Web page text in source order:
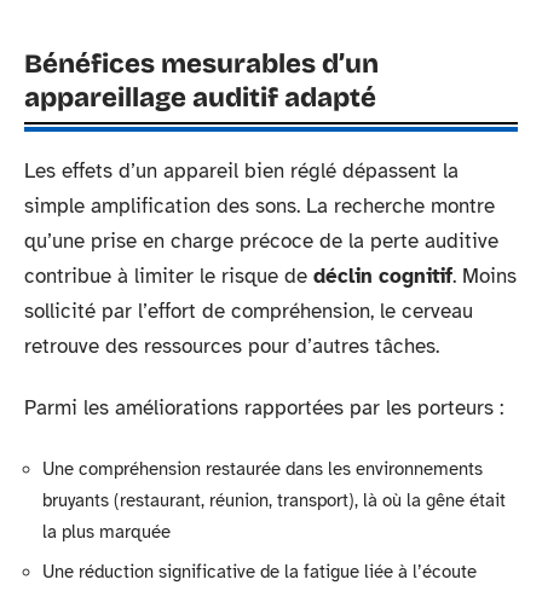
Bénéfices mesurables d’un
appareillage auditif adapté
Les effets d’un appareil bien réglé dépassent la
simple amplification des sons. La recherche montre
qu’une prise en charge précoce de la perte auditive
contribue à limiter le risque de déclin cognitif. Moins
sollicité par l’effort de compréhension, le cerveau
retrouve des ressources pour d’autres tâches.
Parmi les améliorations rapportées par les porteurs :
Une compréhension restaurée dans les environnements
bruyants (restaurant, réunion, transport), là où la gêne était
la plus marquée
Une réduction significative de la fatigue liée à l’écoute